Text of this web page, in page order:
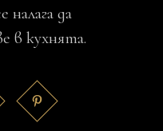
налага да
в кухнята.